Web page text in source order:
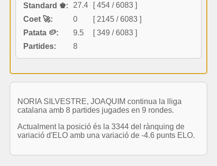
Standard ♚: 27.4
[ 454 / 6083 ]
Coet 🚀:
0
[ 2145 / 6083 ]
Patata 🥔:
9.5
[ 349 / 6083 ]
Partides:
8
NORIA SILVESTRE, JOAQUIM continua la lliga
catalana amb 8 partides jugades en 9 rondes.
Actualment la posició és la 3344 del rànquing de
variació d'ELO amb una variació de -4.6 punts ELO.